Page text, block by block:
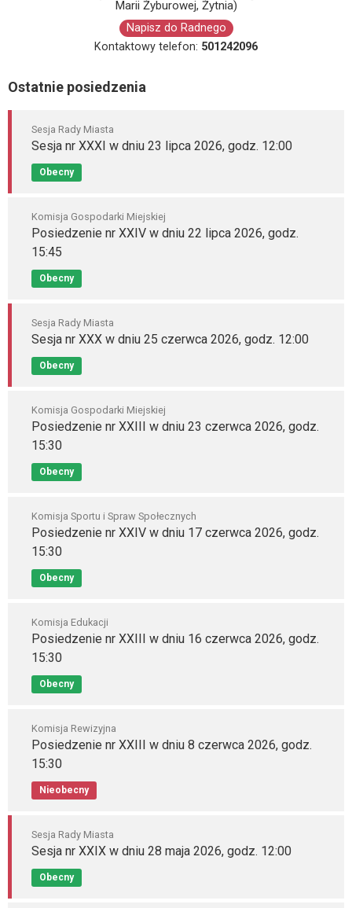
Marii Żyburowej, Żytnia)
Napisz do Radnego
Kontaktowy telefon: 501242096
Ostatnie posiedzenia
Sesja Rady Miasta
Sesja nr XXXI w dniu 23 lipca 2026, godz. 12:00
Obecny
Komisja Gospodarki Miejskiej
Posiedzenie nr XXIV w dniu 22 lipca 2026, godz.
15:45
Obecny
Sesja Rady Miasta
Sesja nr XXX w dniu 25 czerwca 2026, godz. 12:00
Obecny
Komisja Gospodarki Miejskiej
Posiedzenie nr XXIII w dniu 23 czerwca 2026, godz.
15:30
Obecny
Komisja Sportu i Spraw Społecznych
Posiedzenie nr XXIV w dniu 17 czerwca 2026, godz.
15:30
Obecny
Komisja Edukacji
Posiedzenie nr XXIII w dniu 16 czerwca 2026, godz.
15:30
Obecny
Komisja Rewizyjna
Posiedzenie nr XXIII w dniu 8 czerwca 2026, godz.
15:30
Nieobecny
Sesja Rady Miasta
Sesja nr XXIX w dniu 28 maja 2026, godz. 12:00
Obecny